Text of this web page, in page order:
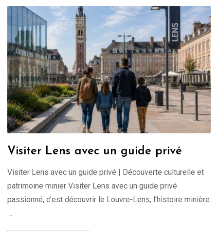
Visiter Lens avec un guide privé
Visiter Lens avec un guide privé | Découverte culturelle et
patrimoine minier Visiter Lens avec un guide privé
passionné, c’est découvrir le Louvre-Lens, l’histoire minière